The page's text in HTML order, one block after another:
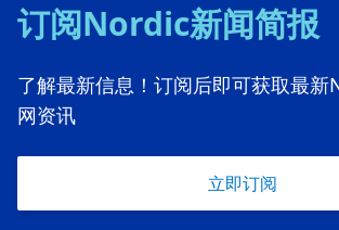
订阅Nordic新闻简报
了解最新信息！订阅后即可获取最
网资讯
立即订阅